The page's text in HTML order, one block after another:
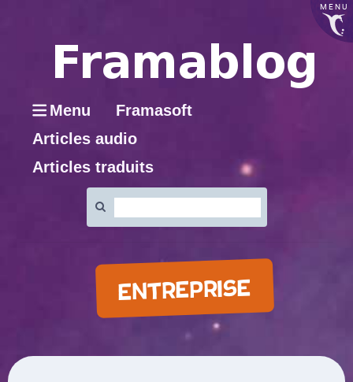
MENU
Menu
Framasoft
Articles audio
Articles traduits
:
ENTREPRISE